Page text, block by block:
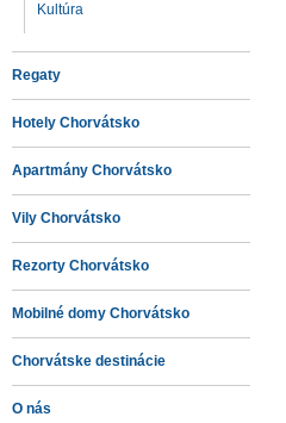
Kultúra
Regaty
Hotely Chorvátsko
Apartmány Chorvátsko
Vily Chorvátsko
Rezorty Chorvátsko
Mobilné domy Chorvátsko
Chorvátske destinácie
O nás